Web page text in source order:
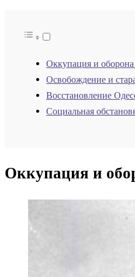
Оккупация и оборона
Освобождение и
Восстановление
Социальная
Оккупация и